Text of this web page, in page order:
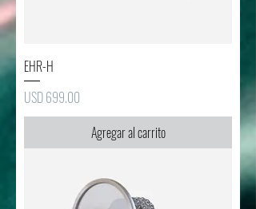
EHR-H
Precio
USD 699.00
Agregar al carrito